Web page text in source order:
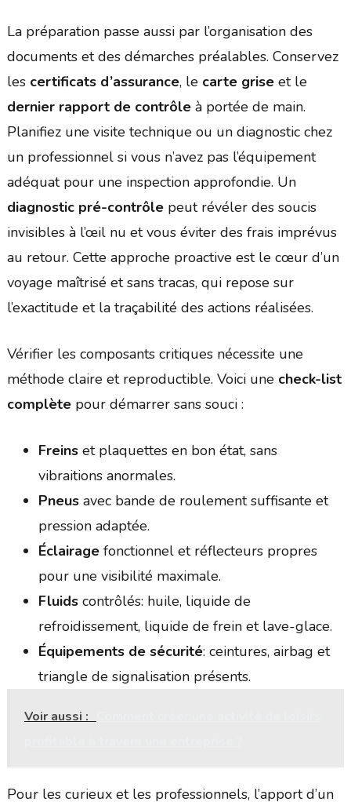
La préparation passe aussi par l’organisation des
documents et des démarches préalables. Conservez
les certificats d’assurance, le carte griseet le
dernier rapport de contrôleà portée de main.
Planifiez une visite technique ou un diagnostic chez
un professionnel si vous n’avez pas l’équipement
adéquat pour une inspection approfondie. Un
diagnostic pré-contrôlepeut révéler des soucis
invisibles à l’œil nu et vous éviter des frais imprévus
au retour. Cette approche proactive est le cœur d’un
voyage maîtrisé et sans tracas, qui repose sur
l’exactitude et la traçabilité des actions réalisées.
Vérifier les composants critiques nécessite une
méthode claire et reproductible. Voici une check-list
complètepour démarrer sans souci :
Freinset plaquettes en bon état, sans
vibraitions anormales.
Pneusavec bande de roulement suffisante et
pression adaptée.
Éclairagefonctionnel et réflecteurs propres
pour une visibilité maximale.
Fluidscontrôlés: huile, liquide de
refroidissement, liquide de frein et lave-glace.
Équipements de sécurité: ceintures, airbag et
triangle de signalisation présents.
Voir aussi :
Pour les curieux et les professionnels, l’apport d’un